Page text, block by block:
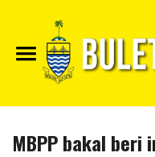
MBPP bakal